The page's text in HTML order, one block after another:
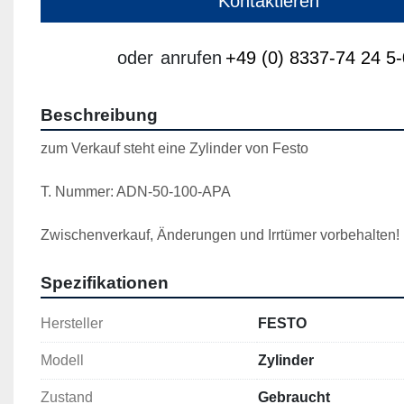
oder anrufen +49 (0) 8337-74 24
Beschreibung
zum Verkauf steht eine Zylinder von Festo
T. Nummer: ADN-50-100-APA
Zwischenverkauf, Änderungen und Irrtümer vorbehalten!
Spezifikationen
Hersteller FESTO
Modell Zylinder
Zustand Gebraucht